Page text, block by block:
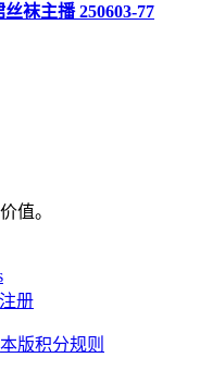
丝袜主播 250603-77
值。
册
本版积分规则